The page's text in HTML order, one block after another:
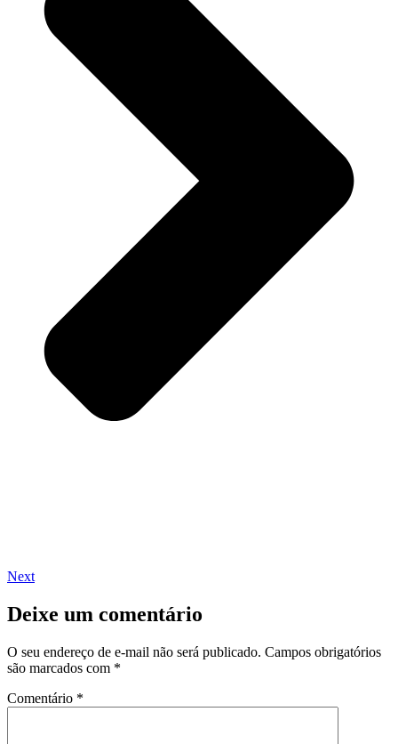
Next
Deixe um comentário
O seu endereço de e-mail não será publicado. Campos obrigatórios
são marcados com *
Comentário *